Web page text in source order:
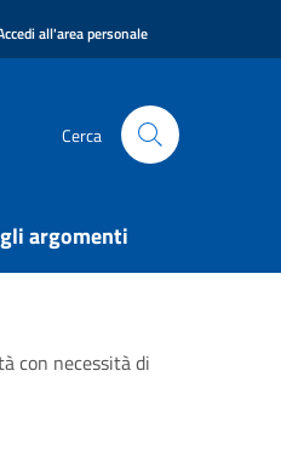
all'area personale
Cerca
argomenti
con necessità di